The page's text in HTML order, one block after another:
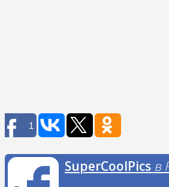
1
SuperCoolPics в